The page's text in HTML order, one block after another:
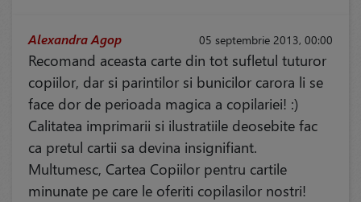
05 septembrie 2013, 00:00
Alexandra Agop
Recomand aceasta carte din tot sufletul tuturor
copiilor, dar si parintilor si bunicilor carora li se
face dor de perioada magica a copilariei! :)
Calitatea imprimarii si ilustratiile deosebite fac
ca pretul cartii sa devina insignifiant.
Multumesc, Cartea Copiilor pentru cartile
minunate pe care le oferiti copilasilor nostri!